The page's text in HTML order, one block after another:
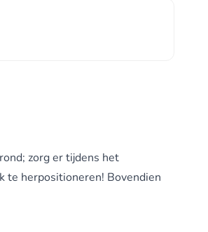
zorg er tijdens het
te herpositioneren! Bovendien